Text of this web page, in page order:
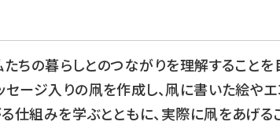
ちの暮らしとのつながりを理解すること
ージ入りの凧を作成し、凧に書いた絵やエ
仕組みを学ぶとともに、実際に凧をあげる